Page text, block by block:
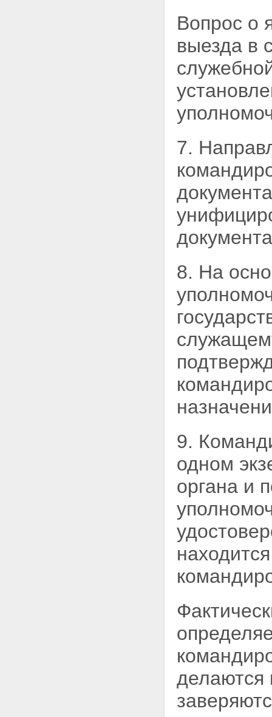
Вопрос о
выезда в
7.
8. На
9.
одном
органа и
делаются